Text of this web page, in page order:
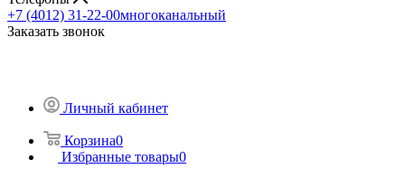
+7 (4012) 31-22-00многоканальный
Заказать звонок
Личный кабинет
Корзина0
Избранные товары0